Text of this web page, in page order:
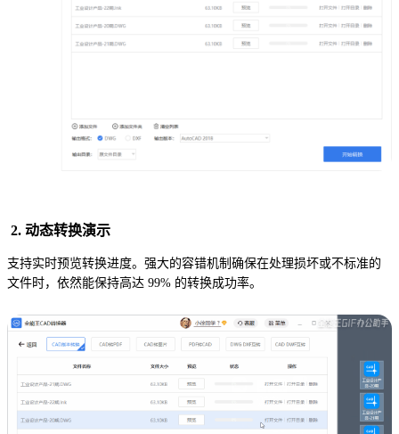
2. 动态转换演示
支持实时预览转换进度。强大的容错机制确保在处理损坏或不标准的
文件时，依然能保持高达 99% 的转换成功率。